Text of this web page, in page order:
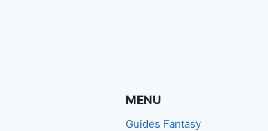
MENU
Guides Fantasy